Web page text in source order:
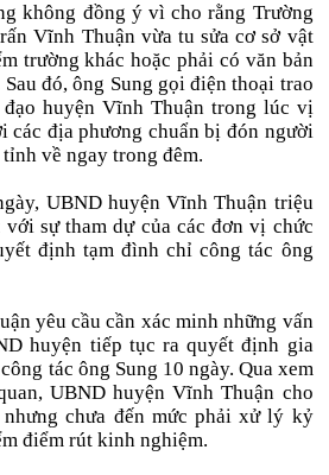
không đồng ý vì cho rằng Trường
Vĩnh Thuận vừa tu sửa cơ sở vật
trường khác hoặc phải có văn bản
đó, ông Sung gọi điện thoại trao
huyện Vĩnh Thuận trong lúc vị
các địa phương chuẩn bị đón người
về ngay trong đêm.
UBND huyện Vĩnh Thuận triệu
sự tham dự của các đơn vị chức
định tạm đình chỉ công tác ông
yêu cầu cần xác minh những vấn
huyện tiếp tục ra quyết định gia
tác ông Sung 10 ngày. Qua xem
UBND huyện Vĩnh Thuận cho
chưa đến mức phải xử lý kỷ
điểm rút kinh nghiệm.